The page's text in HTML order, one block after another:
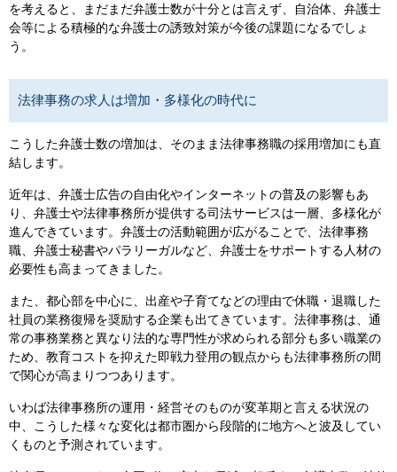
を考えると、まだまだ弁護士数が十分とは言えず、自治体、弁護士
会等による積極的な弁護士の誘致対策が今後の課題になるでしょ
う。
法律事務の求人は増加・多様化の時代に
こうした弁護士数の増加は、そのまま法律事務職の採用増加にも直
結します。
近年は、弁護士広告の自由化やインターネットの普及の影響もあ
り、弁護士や法律事務所が提供する司法サービスは一層、多様化が
進んできています。弁護士の活動範囲が広がることで、法律事務
職、弁護士秘書やパラリーガルなど、弁護士をサポートする人材の
必要性も高まってきました。
また、都心部を中心に、出産や子育てなどの理由で休職・退職した
社員の業務復帰を奨励する企業も出てきています。法律事務は、通
常の事務業務と異なり法的な専門性が求められる部分も多い職業の
ため、教育コストを抑えた即戦力登用の観点からも法律事務所の間
で関心が高まりつつあります。
いわば法律事務所の運用・経営そのものが変革期と言える状況の
中、こうした様々な変化は都市圏から段階的に地方へと波及してい
くものと予測されています。